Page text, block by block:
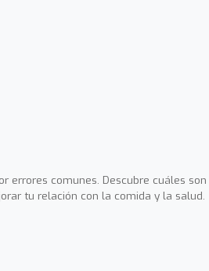
errores comunes. Descubre cuáles son
tu relación con la comida y la salud.